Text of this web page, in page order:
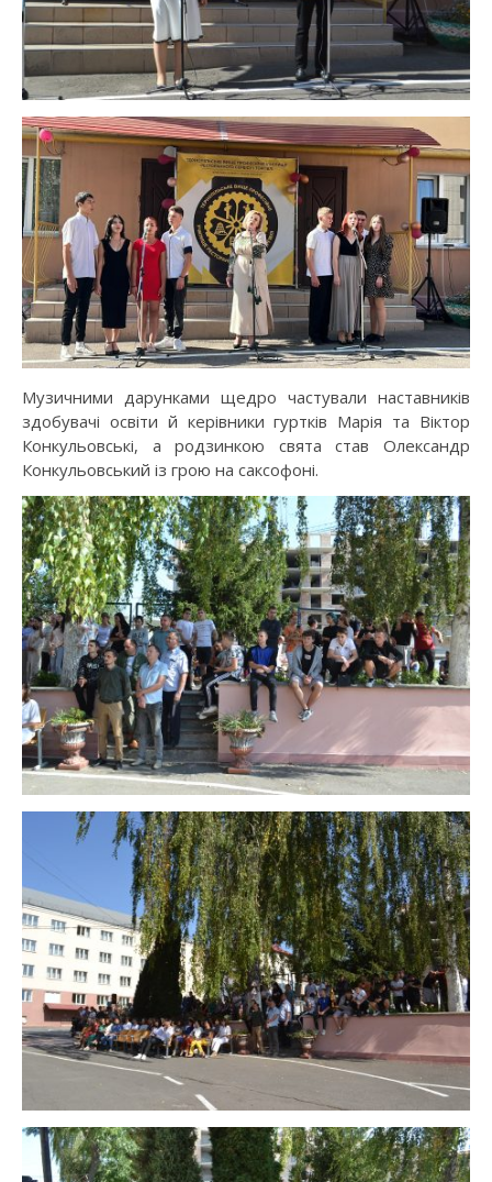
Музичними дарунками щедро частували наставників
здобувачі освіти й керівники гуртків Марія та Віктор
Конкульовські, а родзинкою свята став Олександр
Конкульовський із грою на саксофоні.